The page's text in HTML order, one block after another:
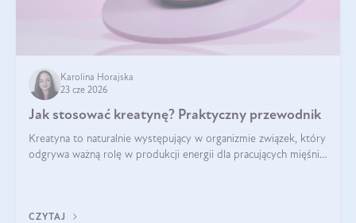
Karolina Horajska
23 cze 2026
Jak stosować kreatynę? Praktyczny przewodnik
Kreatyna to naturalnie występujący w organizmie związek, który
odgrywa ważną rolę w produkcji energii dla pracujących mięśni.
CZYTAJ